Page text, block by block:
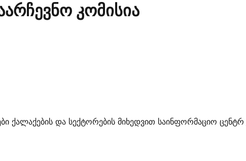
კომისია
ქალაქების და სექტორების მიხედვით საინფორმაციო ცენტრ